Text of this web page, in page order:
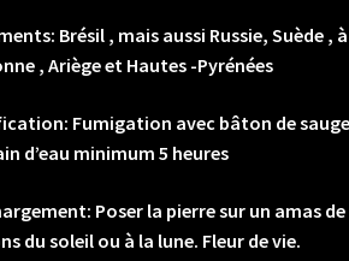
Brésil , mais aussi Russie, Suède
, Ariège et Hautes -Pyrénées
Fumigation avec bâton de
d’eau minimum 5 heures
Poser la pierre sur un amas
du soleil ou à la lune. Fleur de vie.